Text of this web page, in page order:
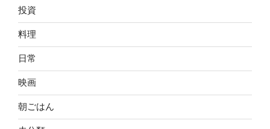
投資
料理
日常
映画
朝ごはん